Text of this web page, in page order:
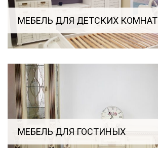
МЕБЕЛЬ ДЛЯ ДЕТСКИХ КОМНАТ
МЕБЕЛЬ ДЛЯ ГОСТИНЫХ